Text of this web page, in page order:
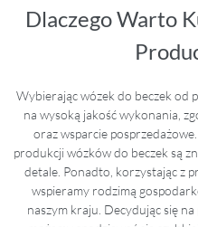
Dlaczego Warto
Wybierając wózek do beczek od
na wysoką jakość wykonania,
oraz wsparcie
produkcji wózków do beczek są
detale. Ponadto, korzystając z
wspieramy rodzimą
naszym kraju. Decydując się